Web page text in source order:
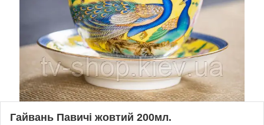
Гайвань Павичі жовтий 200мл.